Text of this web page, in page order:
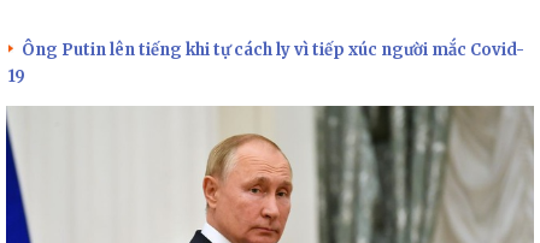
Ông Putin lên tiếng khi tự cách ly vì tiếp xúc người mắc Covid-
19